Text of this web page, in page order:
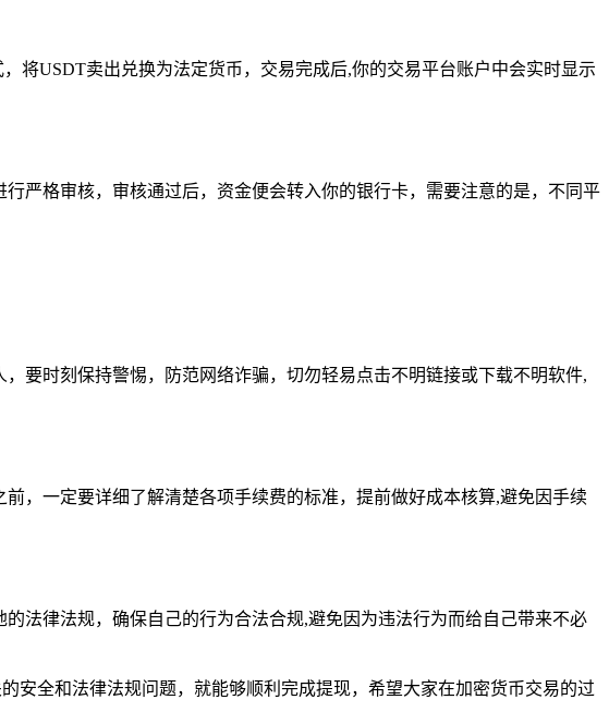
将USDT卖出兑换为法定货币，交易完成后,你的交易平台账户中会实时显示
严格审核，审核通过后，资金便会转入你的银行卡，需要注意的是，不同平
，要时刻保持警惕，防范网络诈骗，切勿轻易点击不明链接或下载不明软件,
，一定要详细了解清楚各项手续费的标准，提前做好成本核算,避免因手续
法律法规，确保自己的行为合法合规,避免因为违法行为而给自己带来不必
安全和法律法规问题，就能够顺利完成提现，希望大家在加密货币交易的过